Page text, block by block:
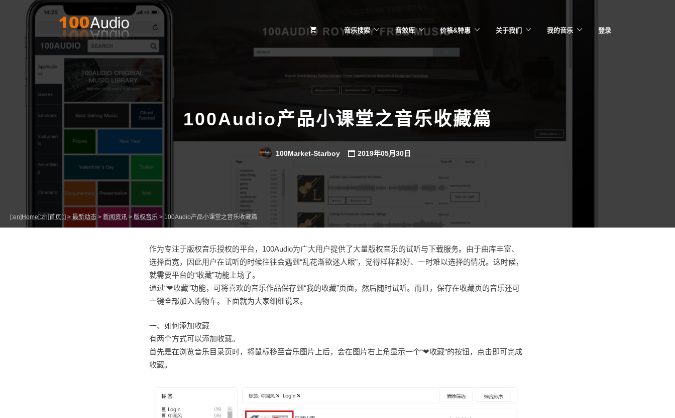
音乐搜索 音效库 价格&特惠 关于我们 我的音乐 登录
100Audio产品小课堂之音乐收藏篇
100Market-Starboy 2019年05月30日
[:en]Home[:zh]首页[:] >最新动态 > 新闻资讯 > 版权音乐 > 100Audio产品小课堂之音乐收藏篇
作为专注于版权音乐授权的平台，100Audio为广大用户提供了大量版权音乐的试听与下载服务。由于曲库丰富、
选择面宽，因此用户在试听的时候往往会遇到“乱花渐欲迷人眼”，觉得样样都好、一时难以选择的情况。这时候，
就需要平台的“收藏”功能上场了。
通过“❤收藏”功能，可将喜欢的音乐作品保存到“我的收藏”页面，然后随时试听。而且，保存在收藏页的音乐还可
一键全部加入购物车。下面就为大家细细说来。
一、如何添加收藏
有两个方式可以添加收藏。
首先是在浏览音乐目录页时，将鼠标移至音乐图片上后，会在图片右上角显示一个“❤收藏”的按钮，点击即可完成
收藏。